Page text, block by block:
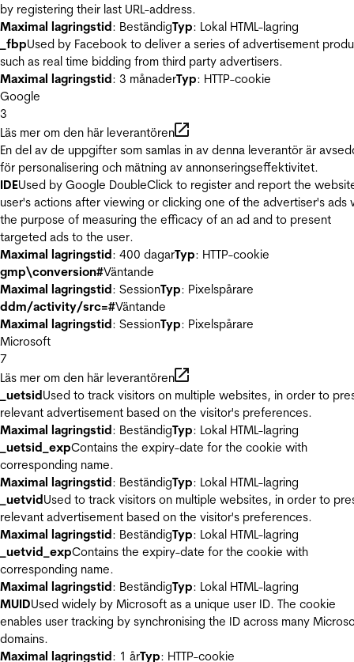
by registering their last URL-address.
Maximal lagringstid: BeständigTyp: Lokal HTML-lagring
_fbpUsed by Facebook to deliver a series of advertisement
such as real time bidding from third party advertisers.
Maximal lagringstid: 3 månaderTyp: HTTP-cookie
Google
3
Läs mer om den här leverantören
En del av de uppgifter som samlas in av denna leverantör är
för personalisering och mätning av annonseringseffektivitet.
IDEUsed by Google DoubleClick to register and report the
user's actions after viewing or clicking one of the advertiser's ads
the purpose of measuring the efficacy of an ad and to present
targeted ads to the user.
Maximal lagringstid: 400 dagarTyp: HTTP-cookie
gmp\conversion#Väntande
Maximal lagringstid: SessionTyp: Pixelspårare
ddm/activity/src=#Väntande
Maximal lagringstid: SessionTyp: Pixelspårare
Microsoft
7
Läs mer om den här leverantören
_uetsidUsed to track visitors on multiple websites, in order to
relevant advertisement based on the visitor's preferences.
Maximal lagringstid: BeständigTyp: Lokal HTML-lagring
_uetsid_expContains the expiry-date for the cookie with
corresponding name.
Maximal lagringstid: BeständigTyp: Lokal HTML-lagring
_uetvidUsed to track visitors on multiple websites, in order to
relevant advertisement based on the visitor's preferences.
Maximal lagringstid: BeständigTyp: Lokal HTML-lagring
_uetvid_expContains the expiry-date for the cookie with
corresponding name.
Maximal lagringstid: BeständigTyp: Lokal HTML-lagring
MUIDUsed widely by Microsoft as a unique user ID. The cookie
enables user tracking by synchronising the ID across many
domains.
Maximal lagringstid: 1 årTyp: HTTP-cookie